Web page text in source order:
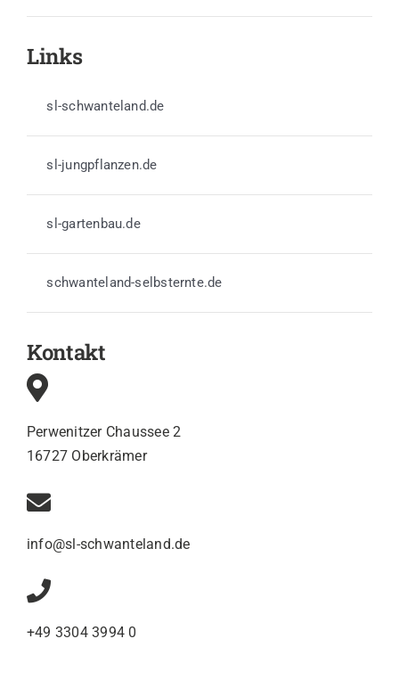
Links
sl-schwanteland.de
sl-jungpflanzen.de
sl-gartenbau.de
schwanteland-selbsternte.de
Kontakt
Perwenitzer Chaussee 2
16727 Oberkrämer
info@sl-schwanteland.de
+49 3304 3994 0